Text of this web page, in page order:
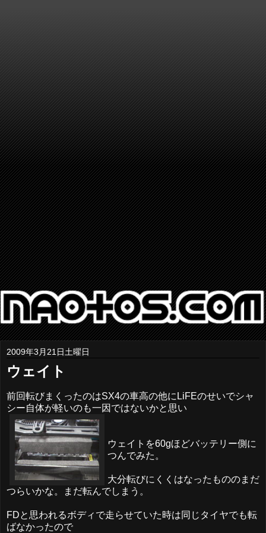
2009年3月21日土曜日
ウェイト
前回転びまくったのはSX4の車高の他にLiFEのせいでシャ
シー自体が軽いのも一因ではないかと思い
ウェイトを60gほどバッテリー側に
つんでみた。
大分転びにくくはなったもののまだ
つらいかな。まだ転んでしまう。
FDと思われるボディで走らせていた時は同じタイヤでも転
ばなかったので